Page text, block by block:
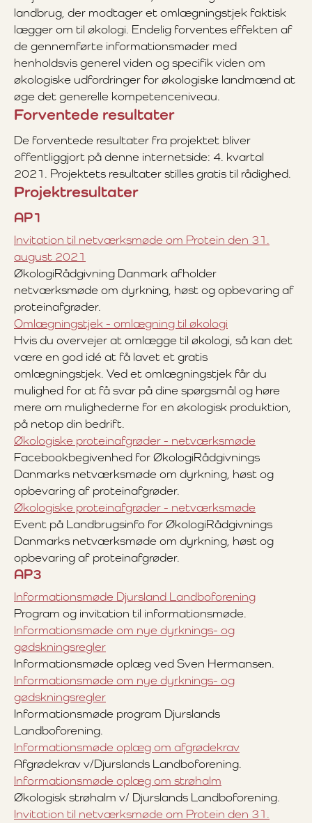
landbrug, der modtager et omlægningstjek faktisk
lægger om til økologi. Endelig forventes effekten af
de gennemførte informationsmøder med
henholdsvis generel viden og specifik viden om
økologiske udfordringer for økologiske landmænd at
øge det generelle kompetenceniveau.
Forventede resultater
De forventede resultater fra projektet bliver
offentliggjort på denne internetside: 4. kvartal
2021. Projektets resultater stilles gratis til rådighed.
Projektresultater
AP1
Invitation til netværksmøde om Protein den 31.
august 2021
ØkologiRådgivning Danmark afholder
netværksmøde om dyrkning, høst og opbevaring af
proteinafgrøder.
Omlægningstjek - omlægning til økologi
Hvis du overvejer at omlægge til økologi, så kan det
være en god idé at få lavet et gratis
omlægningstjek. Ved et omlægningstjek får du
mulighed for at få svar på dine spørgsmål og høre
mere om mulighederne for en økologisk produktion,
på netop din bedrift.
Økologiske proteinafgrøder - netværksmøde
Facebookbegivenhed for ØkologiRådgivnings
Danmarks netværksmøde om dyrkning, høst og
opbevaring af proteinafgrøder.
Økologiske proteinafgrøder - netværksmøde
Event på Landbrugsinfo for ØkologiRådgivnings
Danmarks netværksmøde om dyrkning, høst og
opbevaring af proteinafgrøder.
AP3
Informationsmøde Djursland Landboforening
Program og invitation til informationsmøde.
Informationsmøde om nye dyrknings- og
gødskningsregler
Informationsmøde oplæg ved Sven Hermansen.
Informationsmøde om nye dyrknings- og
gødskningsregler
Informationsmøde program Djurslands
Landboforening.
Informationsmøde oplæg om afgrødekrav
Afgrødekrav v/Djurslands Landboforening.
Informationsmøde oplæg om strøhalm
Økologisk strøhalm v/ Djurslands Landboforening.
Invitation til netværksmøde om Protein den 31.